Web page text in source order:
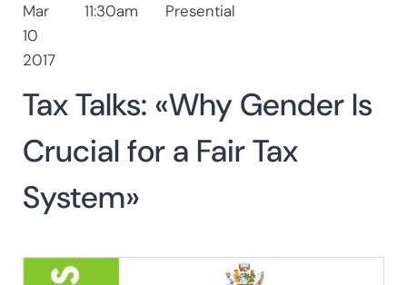
Mar
10
2017
11:30am Presential
Tax Talks: «Why Gender Is
Crucial for a Fair Tax
System»